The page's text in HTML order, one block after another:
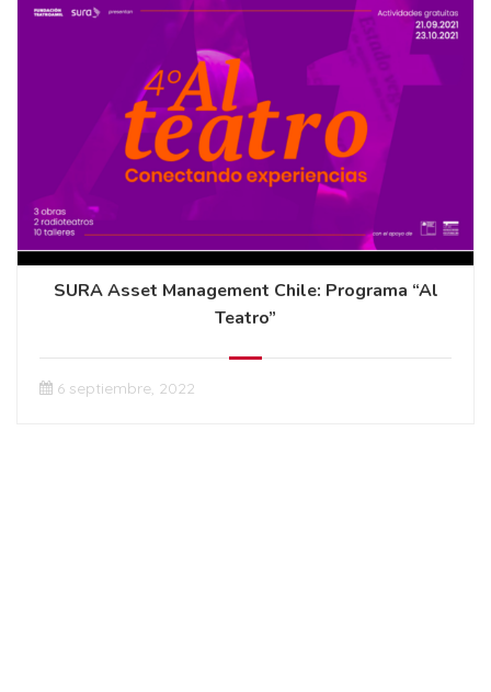
SURA Asset Management Chile: Programa “Al
Teatro”
6 septiembre, 2022